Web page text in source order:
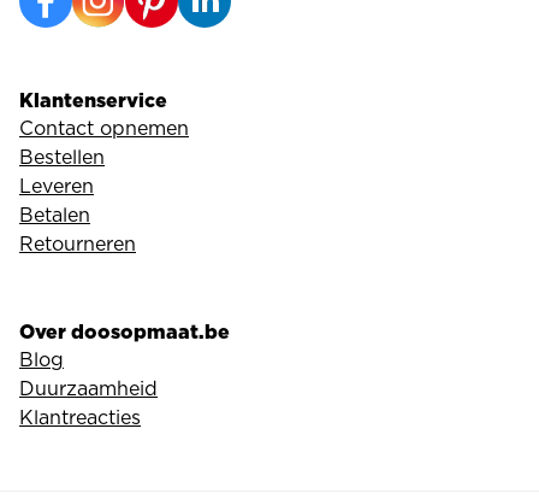
Klantenservice
Contact opnemen
Bestellen
Leveren
Betalen
Retourneren
Over doosopmaat.be
Blog
Duurzaamheid
Klantreacties